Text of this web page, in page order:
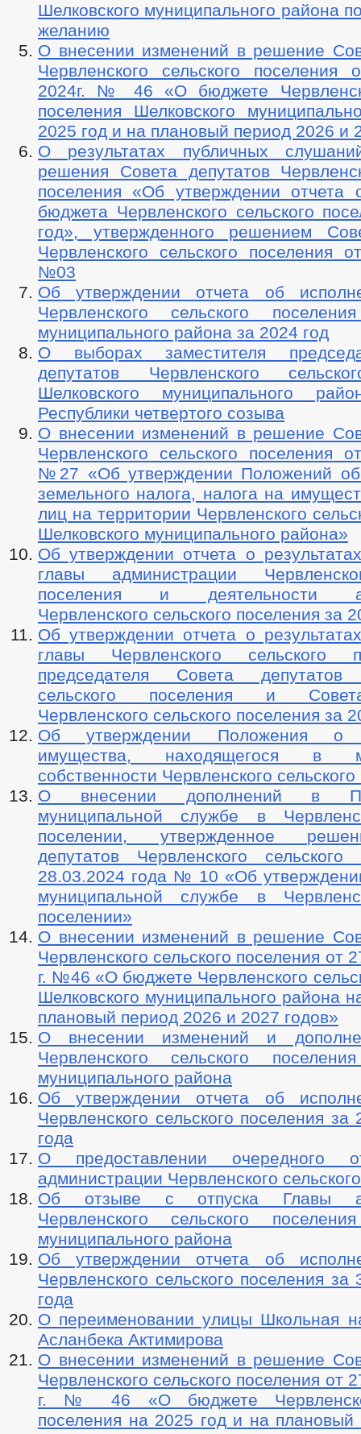
Шелковского муниципального района
желанию
О внесении изменений в решение
Червленского сельского поселения
2024г. № 46 «О бюджете
поселения Шелковского
2025 год и на плановый период 2026 и
О результатах публичных
решения Совета депутатов
поселения «Об утверждении отчета
бюджета Червленского сельского
год», утвержденного решением
Червленского сельского поселения
№03
Об утверждении отчета об
Червленского сельского
муниципального района за 2024 год
О выборах заместителя
депутатов Червленского
Шелковского муниципального
Республики четвертого созыва
О внесении изменений в решение
Червленского сельского поселения
№27 «Об утверждении Положений об
земельного налога, налога на
лиц на территории Червленского
Шелковского муниципального района»
Об утверждении отчета о
главы администрации
поселения и деятельности
Червленского сельского поселения за
Об утверждении отчета о
главы Червленского сельского
председателя Совета депутатов
сельского поселения и
Червленского сельского поселения за
Об утверждении Положения о
имущества, находящегося в
собственности Червленского
О внесении дополнений в
муниципальной службе в
поселении, утвержденное
депутатов Червленского
28.03.2024 года № 10 «Об
муниципальной службе в
поселении»
О внесении изменений в решение
Червленского сельского поселения от
г. №46 «О бюджете Червленского
Шелковского муниципального района
плановый период 2026 и 2027 годов»
О внесении изменений и
Червленского сельского
муниципального района
Об утверждении отчета об
Червленского сельского поселения за
года
О предоставлении очередного
администрации Червленского
Об отзыве с отпуска Главы
Червленского сельского
муниципального района
Об утверждении отчета об
Червленского сельского поселения за
года
О переименовании улицы Школьная
Асланбека Актимирова
О внесении изменений в решение
Червленского сельского поселения от
г. № 46 «О бюджете
поселения на 2025 год и на